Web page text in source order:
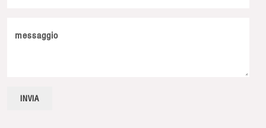
messaggio